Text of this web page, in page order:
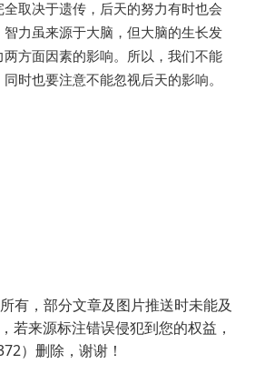
取决于遗传，后天的努力有时也会
力虽来源于大脑，但大脑的生长发
方面因素的影响。所以，我们不能
时也要注意不能忽视后天的影响。
有，部分文章及图片推送时未能及
若来源标注错误侵犯到您的权益，
）删除，谢谢！